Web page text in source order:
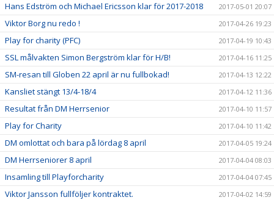
Hans Edström och Michael Ericsson klar för 2017-2018 2017-05-01 20:07
Viktor Borg nu redo ! 2017-04-26 19:23
Play for charity (PFC) 2017-04-19 10:43
SSL målvakten Simon Bergström klar för H/B! 2017-04-16 11:25
SM-resan till Globen 22 april är nu fullbokad! 2017-04-13 12:22
Kansliet stängt 13/4-18/4 2017-04-12 11:36
Resultat från DM Herrsenior 2017-04-10 11:57
Play for Charity 2017-04-10 11:42
DM omlottat och bara på lördag 8 april 2017-04-05 19:24
DM Herrseniorer 8 april 2017-04-04 08:03
Insamling till Playforcharity 2017-04-04 07:45
Viktor Jansson fullföljer kontraktet. 2017-04-02 14:59